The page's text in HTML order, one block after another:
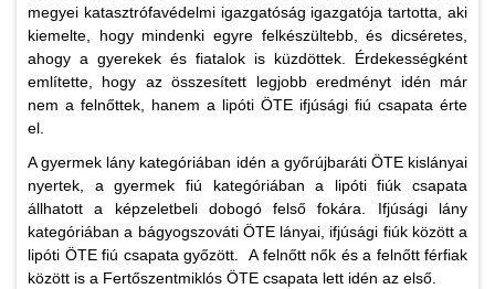
megyei katasztrófavédelmi igazgatóság igazgatója tartotta, aki
kiemelte, hogy mindenki egyre felkészültebb, és dicséretes,
ahogy a gyerekek és fiatalok is küzdöttek. Érdekességként
említette, hogy az összesített legjobb eredményt idén már
nem a felnőttek, hanem a lipóti ÖTE ifjúsági fiú csapata érte
el.
A gyermek lány kategóriában idén a győrújbaráti ÖTE kislányai
nyertek, a gyermek fiú kategóriában a lipóti fiúk csapata
állhatott a képzeletbeli dobogó felső fokára. Ifjúsági lány
kategóriában a bágyogszováti ÖTE lányai, ifjúsági fiúk között a
lipóti ÖTE fiú csapata győzött. A felnőtt nők és a felnőtt férfiak
között is a Fertőszentmiklós ÖTE csapata lett idén az első.